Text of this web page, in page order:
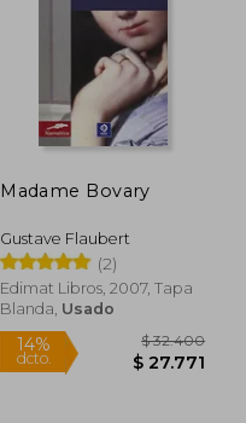
Madame Bovary
Gustave Flaubert
(2)
Edimat Libros, 2007, Tapa
Blanda, Usado